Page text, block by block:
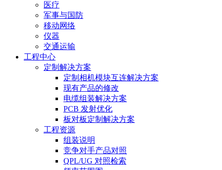
医疗
军事与国防
移动网络
仪器
交通运输
工程中心
定制解决方案
定制相机模块互连解决方案
现有产品的修改
电缆组装解决方案
PCB 发射优化
板对板定制解决方案
工程资源
组装说明
竞争对手产品对照
QPL/UG 对照检索